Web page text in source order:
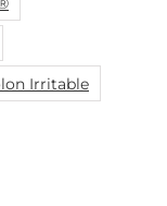
Irritable